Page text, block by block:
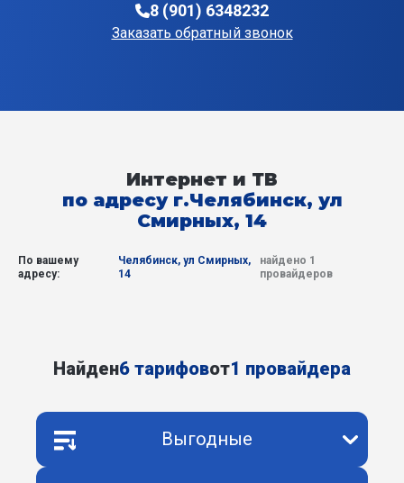
8 (901) 6348232
Заказать обратный звонок
Интернет и ТВ
по адресу г.Челябинск, ул
Смирных, 14
По вашему
адресу:
Челябинск, ул Смирных,
14
найдено 1
провайдеров
Найден6 тарифовот1 провайдера
Выгодные